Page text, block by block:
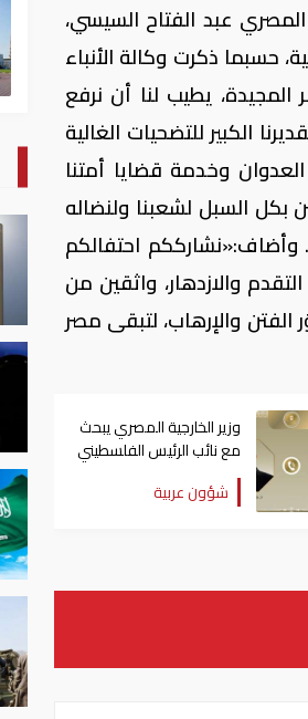
عبد الفتاح السيسي،
حسبما ذكرت وكالة الأنباء
لذكرى انتصار حرب أكتوبر المجيدة، يطيب لنا أن نرفع
الكبير للتضحيات الغالية
وخدمة قضايا أمتنا
السبل لشعبنا ولنضاله
وأضاف:«نشارككم احتفالكم
والازدهار، واثقين من
والإرهاب، لتبقى مصر
وزير الخارجية المصري يبحث
مع نائب الرئيس الفلسطيني
سبل الانتقال إلى المرحلة
الثانية من خطة ترامب
شؤون عربية